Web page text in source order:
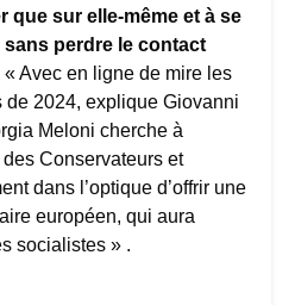
que sur elle-même et à se
perdre le contact
« Avec en ligne de mire les
2024, explique Giovanni
Meloni cherche à
Conservateurs et
dans l’optique d’offrir une
européen, qui aura
socialistes » .